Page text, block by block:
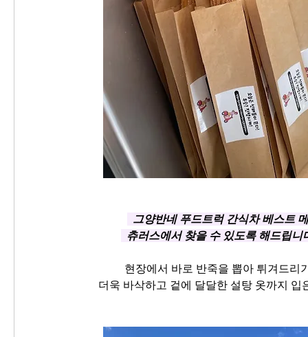
그양반네 푸드트럭 간식차 베스트
츄러스에서 찾을 수 있도록 해드립니
현장에서 바로 반죽을 뽑아 튀겨드리
더욱 바삭하고 겉에 달달한 설탕 옷까지 입